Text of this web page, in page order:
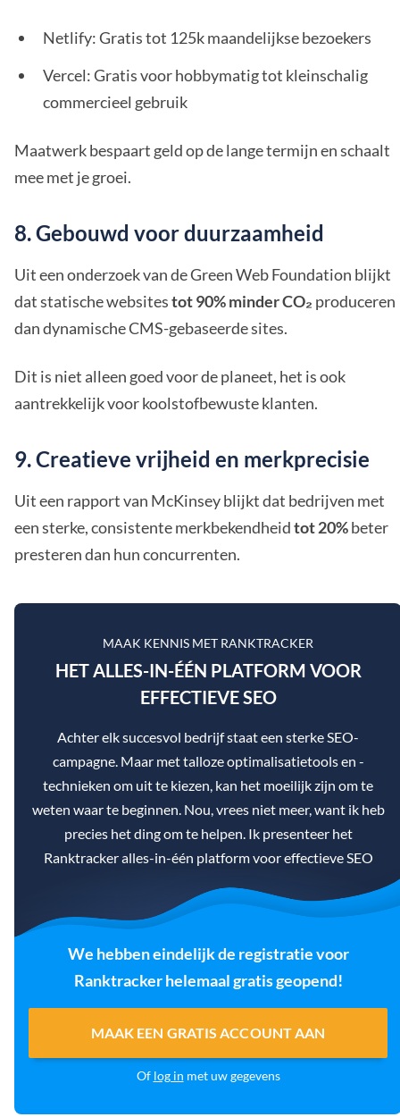
Netlify: Gratis tot 125k maandelijkse bezoekers
Vercel: Gratis voor hobbymatig tot kleinschalig
commercieel gebruik
Maatwerk bespaart geld op de lange termijn en schaalt
mee met je groei.
8. Gebouwd voor duurzaamheid
Uit een onderzoek van de Green Web Foundation blijkt
dat statische websitestot 90% minder CO₂ produceren
dan dynamische CMS-gebaseerde sites.
Dit is niet alleen goed voor de planeet, het is ook
aantrekkelijk voor koolstofbewuste klanten.
9. Creatieve vrijheid en merkprecisie
Uit een rapport van McKinsey blijkt dat bedrijven met
een sterke, consistente merkbekendheidtot 20%beter
presteren dan hun concurrenten.
MAAK KENNIS MET RANKTRACKER
HET ALLES-IN-ÉÉN PLATFORM VOOR
EFFECTIEVE SEO
Achter elk succesvol bedrijf staat een sterke SEO-
campagne. Maar met talloze optimalisatietools en -
technieken om uit te kiezen, kan het moeilijk zijn om te
weten waar te beginnen. Nou, vrees niet meer, want ik heb
precies het ding om te helpen. Ik presenteer het
Ranktracker alles-in-één platform voor effectieve SEO
We hebben eindelijk de registratie voor
Ranktracker helemaal gratis geopend!
MAAK EEN GRATIS ACCOUNT AAN
Of log in met uw gegevens